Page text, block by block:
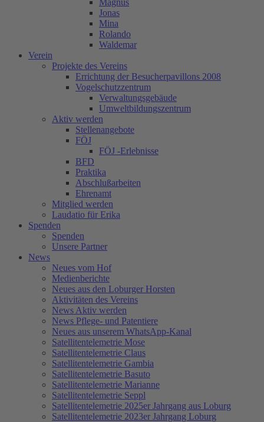
Jonas
Mina
Rolando
Waldemar
Verein
Projekte des Vereins
Errichtung der Besucherpavillons 2008
Vogelschutzzentrum
Verwaltungsgebäude
Umweltbildungszentrum
Aktiv werden
Stellenangebote
FÖJ
FÖJ -Erlebnisse
BFD
Praktika
Abschlußarbeiten
Ehrenamt
Mitglied werden
Laudatio für Erika
Spenden
Spenden
Unsere Partner
News
Neues vom Hof
Medienberichte
Neues aus den Loburger Horsten
Aktivitäten des Vereins
News Aktiv werden
News Pflege- und Patentiere
Neues aus unserem WhatsApp-Kanal
Satellitentelemetrie Mose
Satellitentelemetrie Claus
Satellitentelemetrie Gambia
Satellitentelemetrie Basuto
Satellitentelemetrie Marianne
Satellitentelemetrie Seppl
Satellitentelemetrie 2025er Jahrgang aus Loburg
Satellitentelemetrie 2023er Jahrgang Loburg